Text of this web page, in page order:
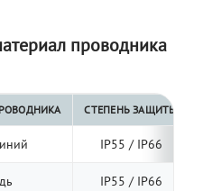
проводника
СТЕПЕНЬ ЗАЩИТЫ
IP55 / IP66
IP55 / IP66